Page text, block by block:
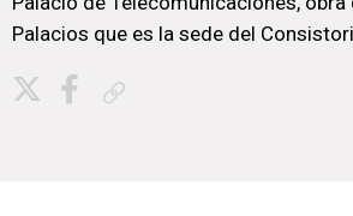
Palacios que es la sede del